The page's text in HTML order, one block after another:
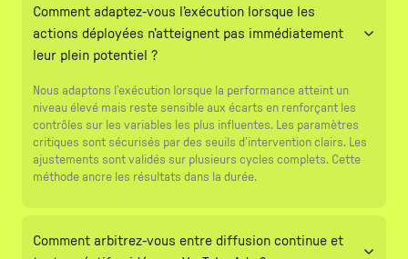
Comment adaptez-vous l’exécution lorsque les
actions déployées n’atteignent pas immédiatement
leur plein potentiel ?
Nous adaptons l’exécution lorsque la performance atteint un
niveau élevé mais reste sensible aux écarts en renforçant les
contrôles sur les variables les plus influentes. Les paramètres
critiques sont sécurisés par des seuils d’intervention clairs. Les
ajustements sont validés sur plusieurs cycles complets. Cette
méthode ancre les résultats dans la durée.
Comment arbitrez-vous entre diffusion continue et